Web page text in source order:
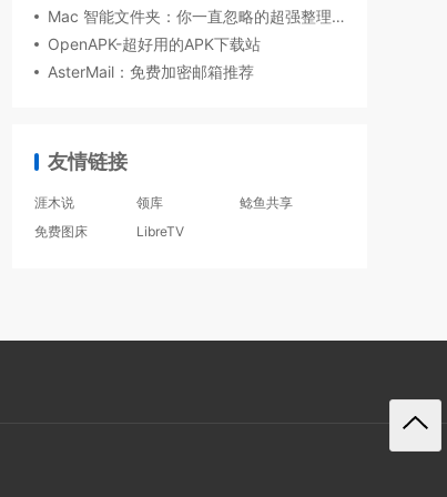
Mac 智能文件夹：你一直忽略的超强整理技巧
OpenAPK-超好用的APK下载站
AsterMail：免费加密邮箱推荐
友情链接
涯木说 领库
鲶鱼共享
免费图床
LibreTV